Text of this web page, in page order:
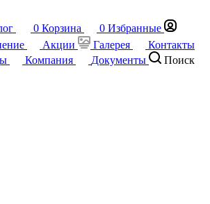
0 Корзина 0 Избранные
Акции Галерея
Контакты
Компания Документы
Поиск